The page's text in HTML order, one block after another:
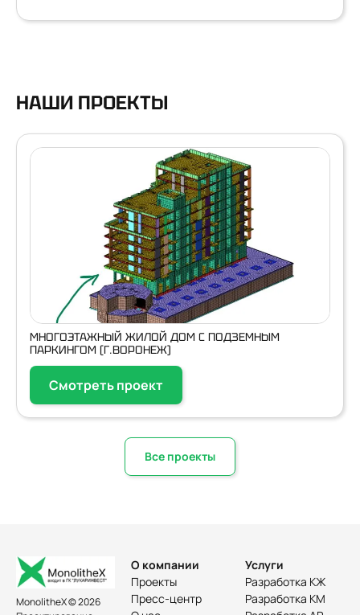
НАШИ ПРОЕКТЫ
МНОГОЭТАЖНЫЙ ЖИЛОЙ ДОМ С ПОДЗЕМНЫМ
ПАРКИНГОМ (Г.ВОРОНЕЖ)
Смотреть проект
Все проекты
MonolitheX © 2026
О компании
Проекты
Пресс-центр
Услуги
Разработка КЖ
Разработка КМ